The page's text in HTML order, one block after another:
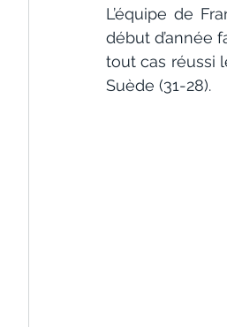
L’équipe de
début d’année
tout cas réussi
Suède (31-28).